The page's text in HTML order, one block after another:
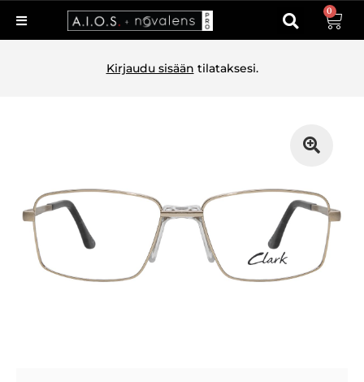
0
Kirjaudu sisään tilataksesi.